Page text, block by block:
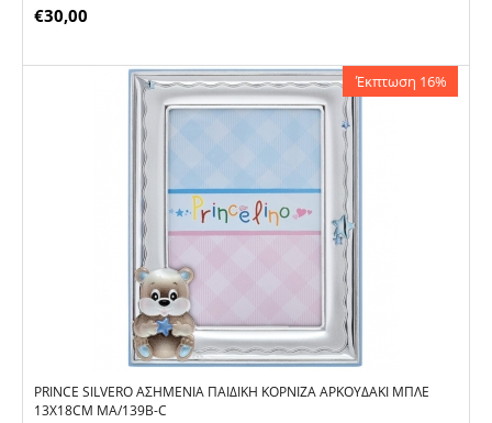
€30,00
Έκπτωση 16%
PRINCE SILVERO ΑΣΗΜΈΝΙΑ ΠΑΙΔΙΚΉ ΚΟΡΝΊΖΑ ΑΡΚΟΥΔΆΚΙ ΜΠΛΕ
13X18CM MA/139B-C